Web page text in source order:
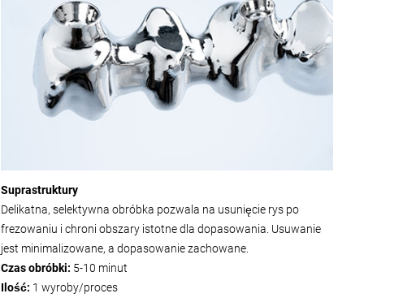
Suprastruktury
Delikatna, selektywna obróbka pozwala na usunięcie rys po
frezowaniu i chroni obszary istotne dla dopasowania. Usuwanie
jest minimalizowane, a dopasowanie zachowane.
Czas obróbki: 5-10 minut
Ilość: 1 wyroby/proces